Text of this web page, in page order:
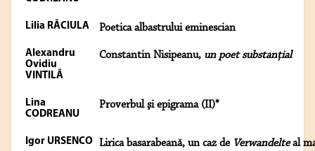
Lilia RĂCIULA Poetica albastrului eminescian
Alexandru
Ovidiu
VINTILĂ
Constantin Nisipeanu, un poet substanţial
Lina
CODREANU
Proverbul şi epigrama (II)*
Igor URSENCO Lirica basarabeană, un caz de Verwandelteal